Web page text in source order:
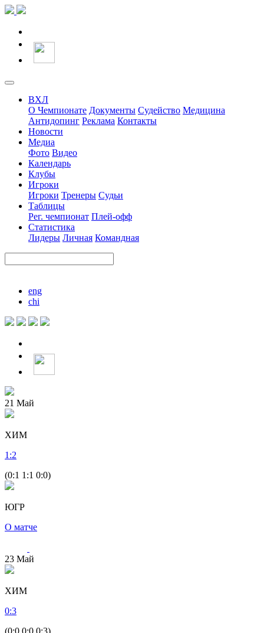
ВХЛ
О Чемпионате Документы Судейство Медицина
Антидопинг Реклама Контакты
Новости
Медиа
Фото Видео
Календарь
Клубы
Игроки
Игроки Тренеры Судьи
Таблицы
Рег. чемпионат Плей-офф
Статистика
Лидеры Личная Командная
eng
chi
21 Май
ХИМ
1 :2
(0:1 1:1 0:0)
ЮГР
О матче
23 Май
ХИМ
0:3
(0:0 0:0 0:3)